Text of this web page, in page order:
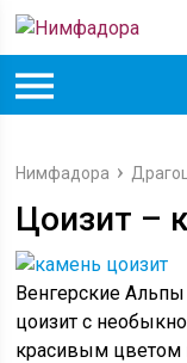
Нимфадора
Цоизит –
Венгерские
цоизит с
красивым цветом